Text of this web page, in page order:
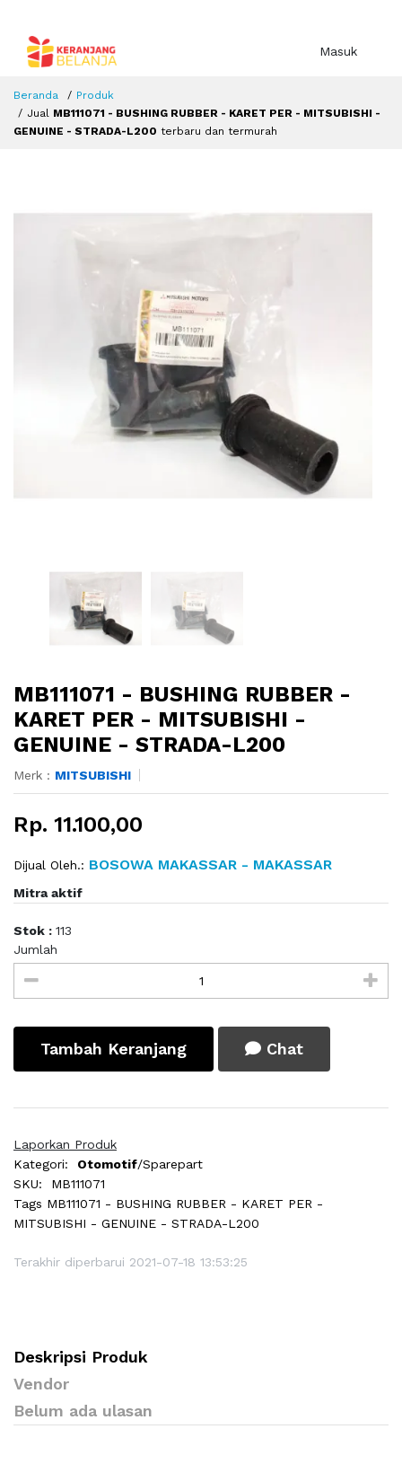
Masuk
Beranda
Produk
Jual MB111071 - BUSHING RUBBER - KARET PER - MITSUBISHI -
GENUINE - STRADA-L200 terbaru dan termurah
MB111071 - BUSHING RUBBER -
KARET PER - MITSUBISHI -
GENUINE - STRADA-L200
Merk : MITSUBISHI
Rp. 11.100,00
Dijual Oleh.: BOSOWA MAKASSAR - MAKASSAR
Mitra aktif
Stok : 113
Jumlah
Tambah Keranjang Chat
Laporkan Produk
Kategori:
Otomotif/Sparepart
SKU:
MB111071
Tags MB111071 - BUSHING RUBBER - KARET PER -
MITSUBISHI - GENUINE - STRADA-L200
Terakhir diperbarui 2021-07-18 13:53:25
Deskripsi Produk
Vendor
Belum ada ulasan